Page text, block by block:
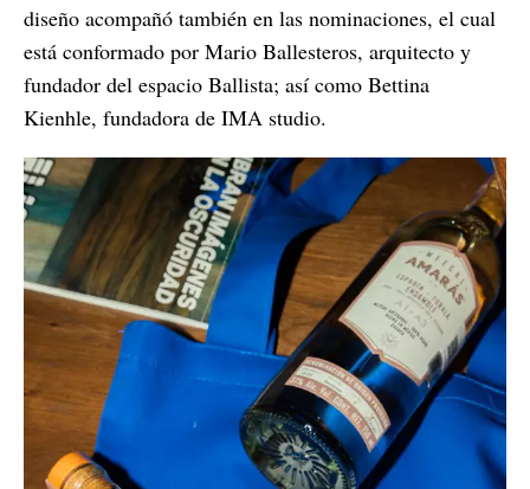
diseño acompañó también en las nominaciones, el cual
está conformado por Mario Ballesteros, arquitecto y
fundador del espacio Ballista; así como Bettina
Kienhle, fundadora de IMA studio.